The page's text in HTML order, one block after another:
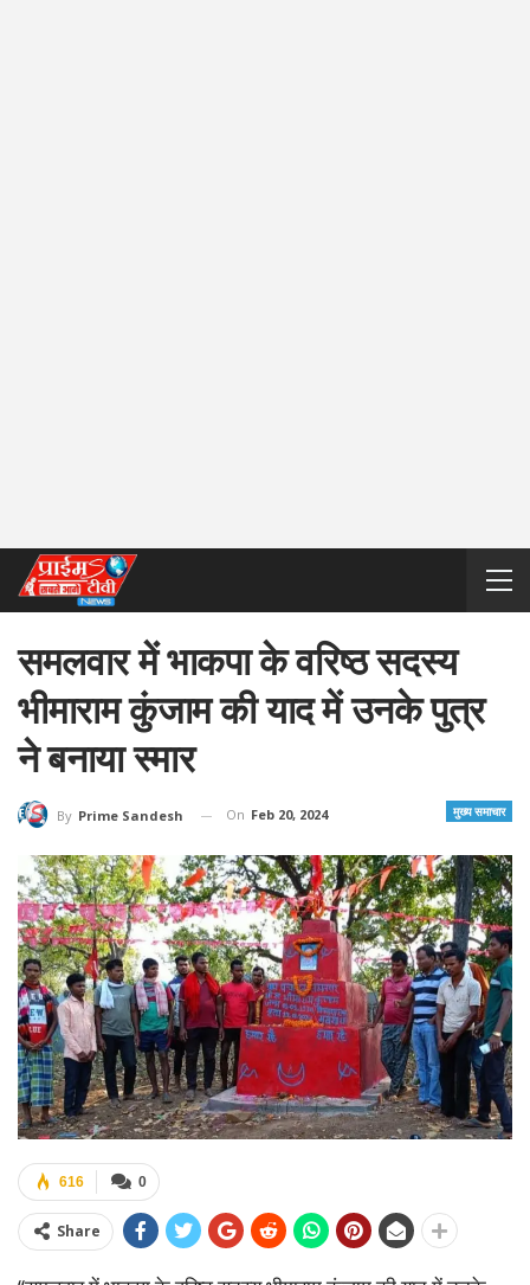
समलवार में भाकपा के वरिष्ठ सदस्य
भीमाराम कुंजाम की याद में उनके पुत्र
ने बनाया स्मार
मुख्य समाचार
By Prime Sandesh On Feb 20, 2024
0
616
Share